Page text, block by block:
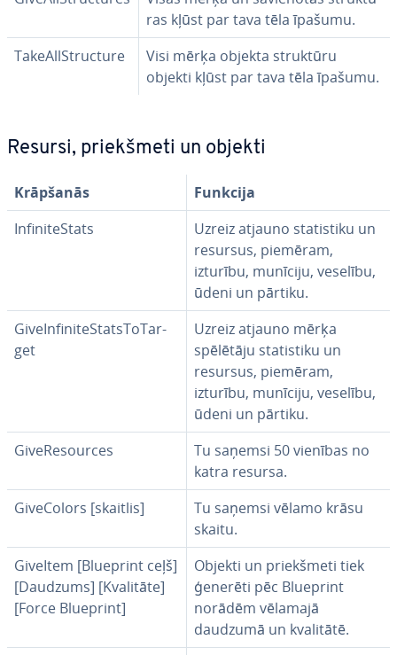
ras kļūst par tava tēla īpašumu.
Ta­keAllStructu­re
Visi mērķa objekta struktūru
objekti kļūst par tava tēla īpašumu.
Resursi, priekš­me­ti un objekti
Krāpšanās
Funkcija
In­fi­ni­teS­tats
Uzreiz atjauno sta­tis­ti­ku un
resursus, piemēram,
izturību, munīciju, veselību,
ūdeni un pārtiku.
Gi­veIn­fi­ni­teS­tat­sTo­Tar­
get
Uzreiz atjauno mērķa
spēlētāju sta­tis­ti­ku un
resursus, piemēram,
izturību, munīciju, veselību,
ūdeni un pārtiku.
Gi­ve­Re­sources
Tu saņemsi 50 vienības no
katra resursa.
Gi­ve­Co­lors [skaitlis]
Tu saņemsi vēlamo krāsu
skaitu.
GiveItem [Blueprint ceļš]
[Daudzums] [Kvalitāte]
[Force Blueprint]
Objekti un priekš­me­ti tiek
ģenerēti pēc Blueprint
norādēm vēlamajā
daudzumā un kvalitātē.